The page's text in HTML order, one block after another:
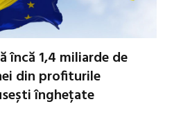
încă 1,4 miliarde de
din profiturile
înghețate